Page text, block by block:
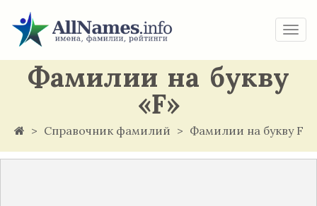
Фамилии на букву
«F»
Справочник фамилий Фамилии на букву F